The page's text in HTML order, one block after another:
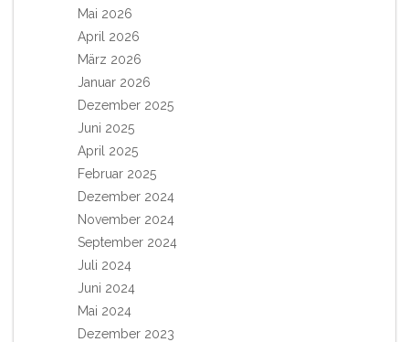
Mai 2026
April 2026
März 2026
Januar 2026
Dezember 2025
Juni 2025
April 2025
Februar 2025
Dezember 2024
November 2024
September 2024
Juli 2024
Juni 2024
Mai 2024
Dezember 2023